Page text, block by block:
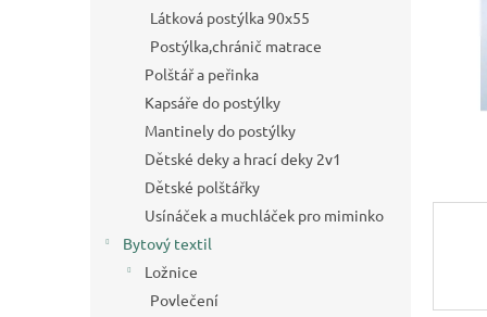
Látková postýlka 90x55
Postýlka,chránič matrace
Polštář a peřinka
Kapsáře do postýlky
Mantinely do postýlky
Dětské deky a hrací deky 2v1
Dětské polštářky
Usínáček a muchláček pro miminko
Bytový textil
Ložnice
Povlečení